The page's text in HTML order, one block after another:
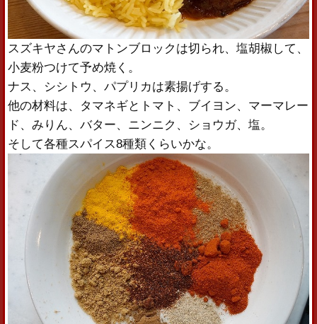
スズキヤさんのマトンブロックは切られ、塩胡椒して、
小麦粉つけて予め焼く。
ナス、シシトウ、パプリカは素揚げする。
他の材料は、タマネギとトマト、ブイヨン、マーマレー
ド、みりん、バター、ニンニク、ショウガ、塩。
そして各種スパイス8種類くらいかな。